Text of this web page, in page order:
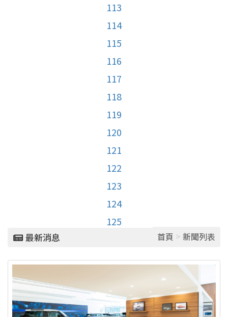
113
114
115
116
117
118
119
120
121
122
123
124
125
最新消息 首頁 > 新聞列表